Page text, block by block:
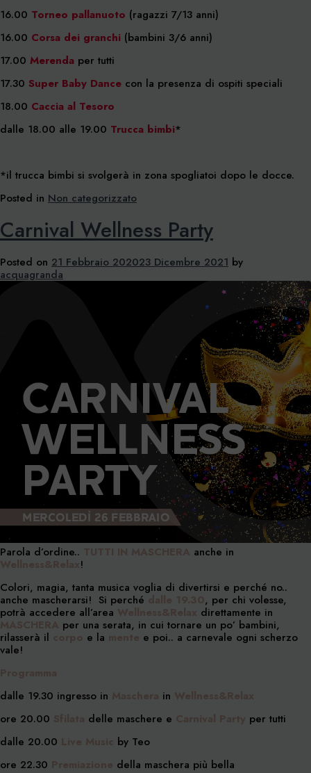
16.00 Torneo pallanuoto (ragazzi 7/13 anni)
16.00 Corsa dei granchi (bambini 3/6 anni)
17.00 Merenda per tutti
17.30 Super Baby Dance con la presenza di ospiti speciali
18.00 Caccia al Tesoro
dalle 18.00 alle 19.00 Trucca bimbi*
*il trucca bimbi si svolgerà in zona spogliatoi dopo le docce.
Posted in Non categorizzato
Carnival Wellness Party
Posted on 21 Febbraio 202023 Dicembre 2021 by
acquagranda
Parola d’ordine.. TUTTI IN MASCHERA anche in
Wellness&Relax!
Colori, magia, tanta musica voglia di divertirsi e perché no..
anche mascherarsi! Si perché dalle 19.30, per chi volesse,
potrà accedere all’area Wellness&Relax direttamente in
MASCHERA per una serata, in cui tornare un po’ bambini,
rilasserà il corpo e la mente e poi.. a carnevale ogni scherzo
vale!
Programma
dalle 19.30 ingresso in Maschera in Wellness&Relax
ore 20.00 Sfilata delle maschere e Carnival Party per tutti
dalle 20.00 Live Music by Teo
ore 22.30 Premiazione della maschera più bella